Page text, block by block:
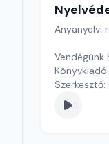
Anyanyelvi
Vendégünk